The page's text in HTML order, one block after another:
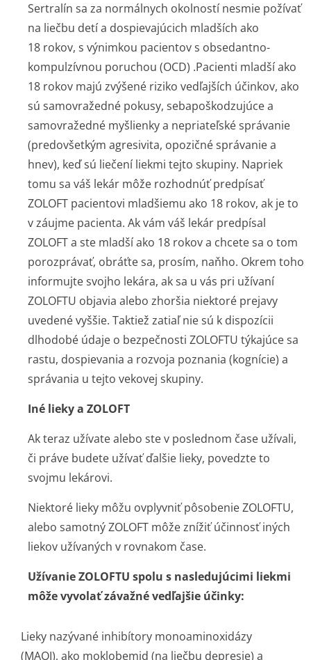
Sertralín sa za normálnych okolností nesmie požívať
na liečbu detí a dospievajúcich mladších ako
18 rokov, s výnimkou pacientov s obsedantno-
kompulzívnou poruchou (OCD) .Pacienti mladší ako
18 rokov majú zvýšené riziko vedľajších účinkov, ako
sú samovražedné pokusy, sebapoškodzujúce a
samovražedné myšlienky a nepriateľské správanie
(predovšetkým agresivita, opozičné správanie a
hnev), keď sú liečení liekmi tejto skupiny. Napriek
tomu sa váš lekár môže rozhodnúť predpísať
ZOLOFT pacientovi mladšiemu ako 18 rokov, ak je to
v záujme pacienta. Ak vám váš lekár predpísal
ZOLOFT a ste mladší ako 18 rokov a chcete sa o tom
porozprávať, obráťte sa, prosím, naňho. Okrem toho
informujte svojho lekára, ak sa u vás pri užívaní
ZOLOFTU objavia alebo zhoršia niektoré prejavy
uvedené vyššie. Taktiež zatiaľ nie sú k dispozícii
dlhodobé údaje o bezpečnosti ZOLOFTU týkajúce sa
rastu, dospievania a rozvoja poznania (kognície) a
správania u tejto vekovej skupiny.
Iné lieky a ZOLOFT
Ak teraz užívate alebo ste v poslednom čase užívali,
či práve budete užívať ďalšie lieky, povedzte to
svojmu lekárovi.
Niektoré lieky môžu ovplyvniť pôsobenie ZOLOFTU,
alebo samotný ZOLOFT môže znížiť účinnosť iných
liekov užívaných v rovnakom čase.
Užívanie ZOLOFTU spolu s nasledujúcimi liekmi
môže vyvolať závažné vedľajšie účinky:
Lieky nazývané inhibítory monoaminoxidázy
(MAOI), ako moklobemid (na liečbu depresie) a